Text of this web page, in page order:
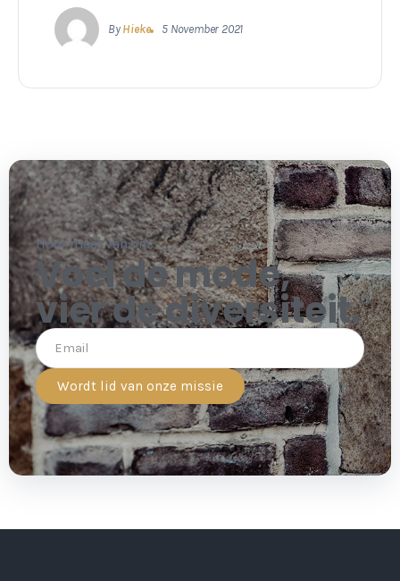
By Hieke 5 November 2021
Hoor meer van ons
Voel de mode,
vier de diversiteit.
Wordt lid van onze missie